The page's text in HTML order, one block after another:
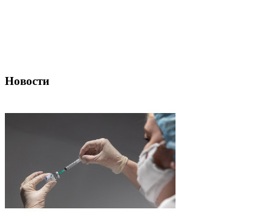
Новости